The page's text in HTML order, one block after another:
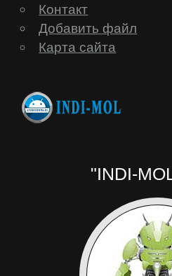
Контакт
Добавить файл
Карта сайта
"INDI-